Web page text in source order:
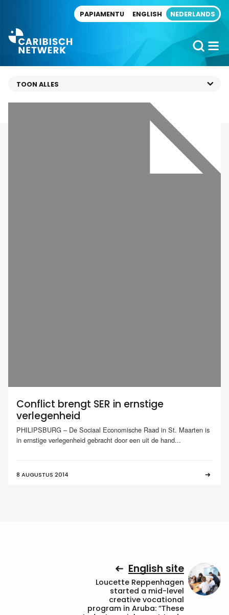
PAPIAMENTU ENGLISH NEDERLANDS
Conflict brengt SER in ernstige
verlegenheid
PHILIPSBURG – De Sociaal Economische Raad in St. Maarten is
in ernstige verlegenheid gebracht door een uit de hand...
8 AUGUSTUS 2014
English site
Loucette Reppenhagen
started a mid-level
creative vocational
program in Aruba: “These